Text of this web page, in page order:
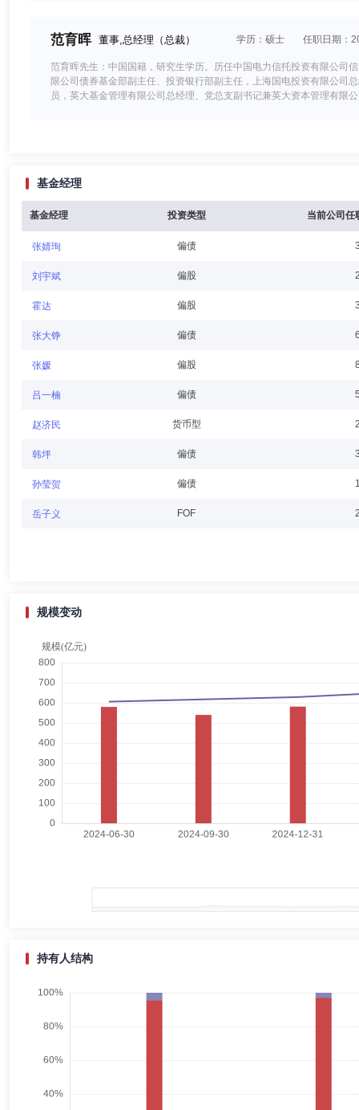
范育晖 董事,总经理（总裁） 学历：硕士 任职日期：
范育晖先生：中国国籍，研究生学历。历任中国电力信托投资有限公司
限公司债券基金部副主任、投资银行部副主任，上海国电投资有限公司
员，英大基金管理有限公司总经理、党总支副书记兼英大资本管理有限
李斌先生：英大基金管理有限公司董事。研究生学历，硕士学位。现任
限公司综合处，国网英大国际控股集团有限公司办公室、党群工作部、
张灿 学历：本科
张灿女士：董事，自2025年10月16日起任职，学士学位。现任国网英
周开国 学历：博士
周开国先生：独立董事，自2024年12月11日起任职，研究生学历，金
任、第十六届经济委员会主任，民盟广东省委第十六届常委等职务。
宋国良 学历：博士
贺强先生：本科学历，教授。自2020年12月28日起任英大基金管理有
理论功底和丰富的资本市场实践经验。先后发表论文、论著500余篇，
刘康喜 督察长（督察员） 学历：硕士 任职日期：
持工作）、总经理，自2019年10月14日起任职督察长。现兼任英大基
张大铮先生：中国籍，香港中文大学工商管理硕士。历任中银国际证
张媛 投资决策委员会成员 学历：博士 任职日期：
基金经理
基金经理 投资类型 当前公司任
张婧珣 偏债
刘宇斌 偏股
霍达 偏股
张大铮 偏债
张媛 偏股
吕一楠 偏债
赵济民 货币型
韩坪 偏债
孙莹贺 偏债
岳子义 FOF
规模变动
持有人结构